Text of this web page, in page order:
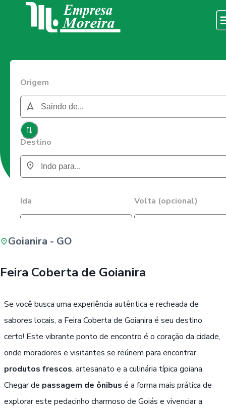
Origem
Destino
Ida Volta (opcional)
Goianira - GO
Feira Coberta de Goianira
Se você busca uma experiência autêntica e recheada de
sabores locais, a Feira Coberta de Goianira é seu destino
certo! Este vibrante ponto de encontro é o coração da cidade,
onde moradores e visitantes se reúnem para encontrar
produtos frescos, artesanato e a culinária típica goiana.
Chegar de passagem de ônibus é a forma mais prática de
explorar este pedacinho charmoso de Goiás e vivenciar a